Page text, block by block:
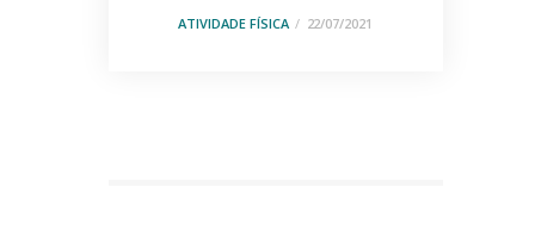
ATIVIDADE FÍSICA 22/07/2021